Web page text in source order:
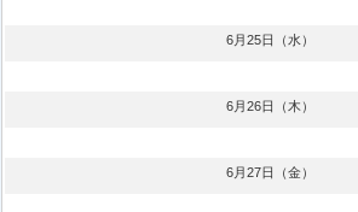
6月25日（水）
6月26日（木）
6月27日（金）